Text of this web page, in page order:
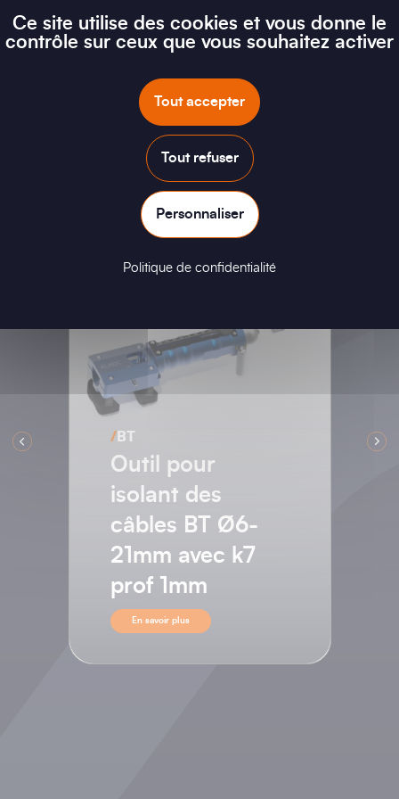
Nouveaux produits
/
Outil pour semi-
conducteur non
pelable avec
chanfrein sur
l’arrêt de semi
En savoir plus
Ce site utilise des cookies et vous donne le
contrôle sur ceux que vous souhaitez activer
Tout accepter
Tout refuser
Personnaliser
Politique de confidentialité